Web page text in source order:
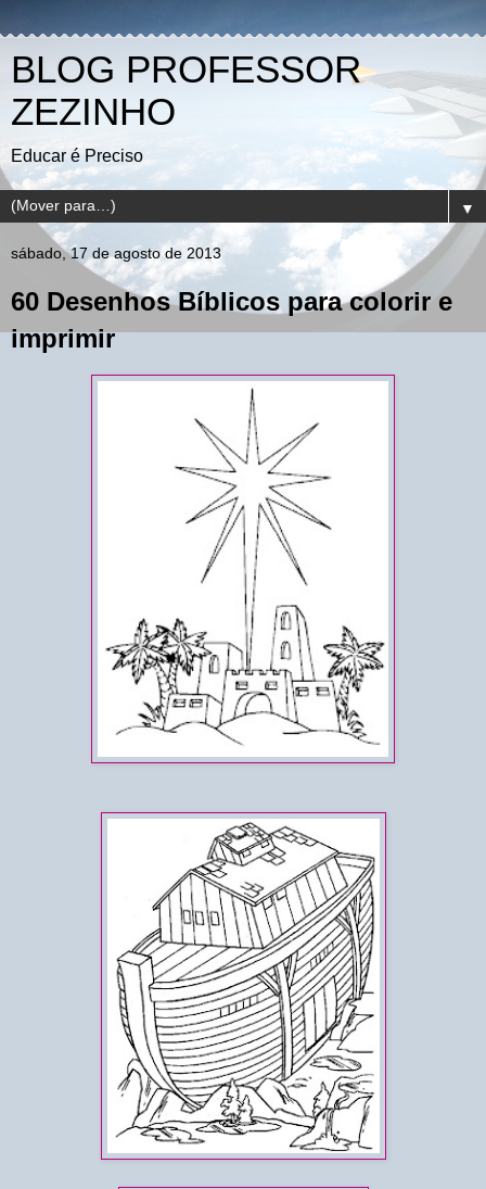
BLOG PROFESSOR
ZEZINHO
Educar é Preciso
▼
sábado, 17 de agosto de 2013
60 Desenhos Bíblicos para colorir e
imprimir